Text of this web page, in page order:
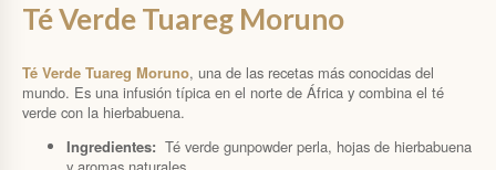
Té Verde Tuareg Moruno
Té Verde Tuareg Moruno, una de las recetas más conocidas del
mundo. Es una infusión típica en el norte de África y combina el té
verde con la hierbabuena.
Ingredientes: Té verde gunpowder perla, hojas de hierbabuena